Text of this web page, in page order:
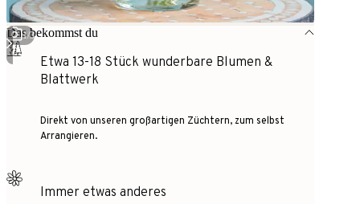
1/3
Das bekommst du
Etwa 13-18 Stück wunderbare Blumen &
Blattwerk
Direkt von unseren großartigen Züchtern, zum selbst
Arrangieren.
Immer etwas anderes